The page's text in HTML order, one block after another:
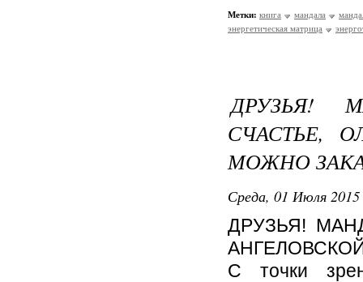
Метки: книга мандала
энергетическая матрица
ДРУЗЬЯ!
СЧАСТЬЕ,
МОЖНО
Среда, 01 Июля
ДРУЗЬЯ!
С точки